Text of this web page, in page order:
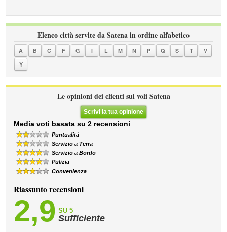
Elenco città servite da Satena in ordine alfabetico
A B C F G I L M N P Q S T
V
Y
Le opinioni dei clienti sui voli Satena
Scrivi la tua opinione
Media voti basata su 2 recensioni
Puntualità
Servizio a Terra
Servizio a Bordo
Pulizia
Convenienza
Riassunto recensioni
2,9 SU 5
Sufficiente